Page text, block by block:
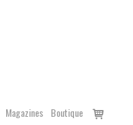
Magazines Boutique
Voir